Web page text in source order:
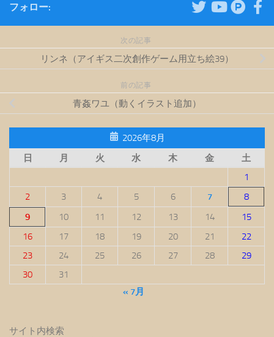
フォロー:
次の記事
リンネ（アイギス二次創作ゲーム用立ち絵39）
前の記事
青姦ワユ（動くイラスト追加）
2026年8月
日
月 火 水 木 金
土
1
2
3 4 5 6 7
8
9
10 11 12 13 14
15
16
17 18 19 20 21
22
23
24 25 26 27 28
29
30
31
« 7月
サイト内検索